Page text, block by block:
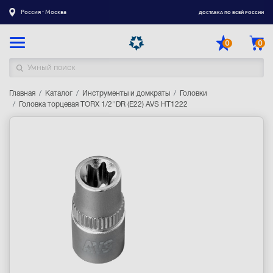
Россия - Москва ДОСТАВКА ПО ВСЕЙ РОССИИ
0 0
Каталог товаров
Главная Каталог Инструменты и домкраты
Головки
Головка торцевая TORX 1/2''DR (Е22) AVS HT1222